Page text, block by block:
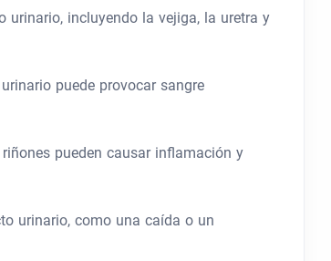
urinario, incluyendo la vejiga, la uretra y
puede provocar sangre
pueden causar inflamación y
urinario, como una caída o un